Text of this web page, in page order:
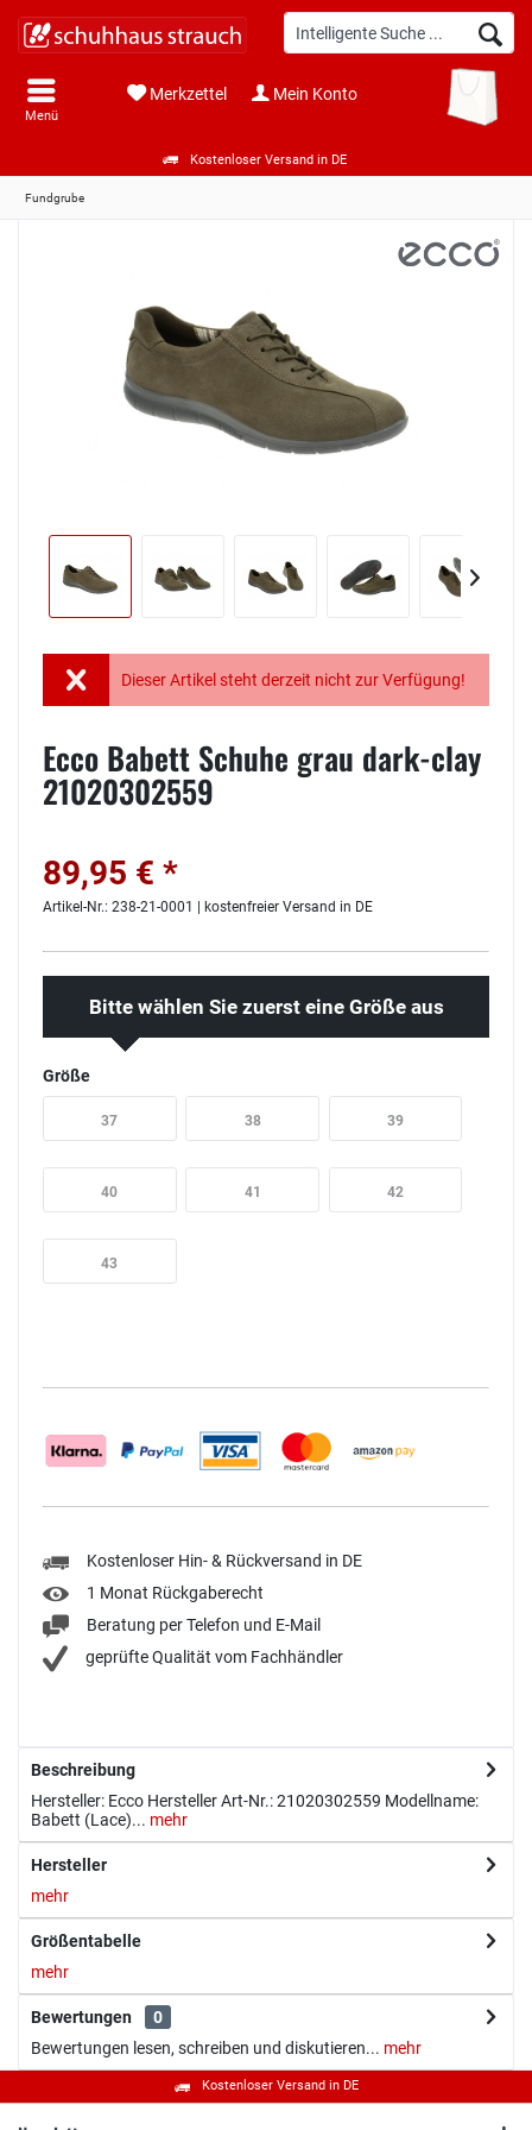
Kostenloser Versand in DE
Menü
Merkzettel Mein Konto
Fundgrube
Dieser Artikel steht derzeit nicht zur Verfügung!
Ecco Babett Schuhe grau dark-clay
21020302559
89,95 € *
Artikel-Nr.: 238-21-0001 | kostenfreier Versand in DE
Bitte wählen Sie zuerst eine Größe aus
Größe
37 38 39
40 41 42
43
Kostenloser Hin- & Rückversand in DE
1 Monat Rückgaberecht
Beratung per Telefon und E-Mail
geprüfte Qualität vom Fachhändler
Beschreibung
Hersteller: Ecco Hersteller Art-Nr.: 21020302559 Modellname:
Babett (Lace)... mehr
Hersteller
mehr
Größentabelle
mehr
Bewertungen
0
Bewertungen lesen, schreiben und diskutieren... mehr
Kostenloser Versand in DE